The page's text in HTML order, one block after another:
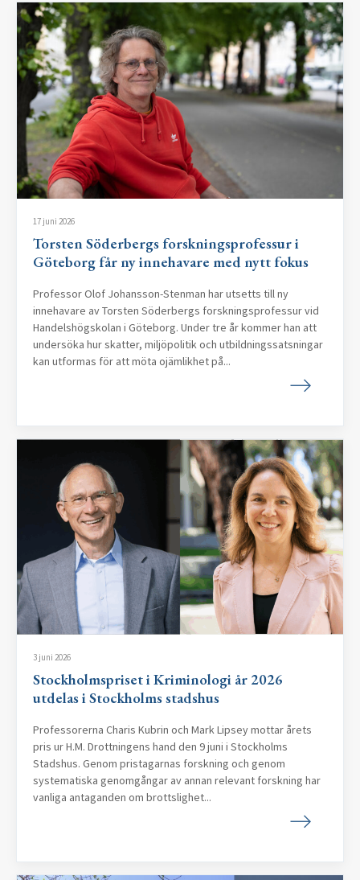
17 juni 2026
Torsten Söderbergs forskningsprofessur i
Göteborg får ny innehavare med nytt fokus
Professor Olof Johansson-Stenman har utsetts till ny
innehavare av Torsten Söderbergs forskningsprofessur vid
Handelshögskolan i Göteborg. Under tre år kommer han att
undersöka hur skatter, miljöpolitik och utbildningssatsningar
kan utformas för att möta ojämlikhet på...
3 juni 2026
Stockholmspriset i Kriminologi år 2026
utdelas i Stockholms stadshus
Professorerna Charis Kubrin och Mark Lipsey mottar årets
pris ur H.M. Drottningens hand den 9 juni i Stockholms
Stadshus. Genom pristagarnas forskning och genom
systematiska genomgångar av annan relevant forskning har
vanliga antaganden om brottslighet...